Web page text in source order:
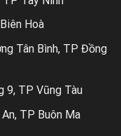
Hoà
Tân Bình, TP Đồng
9, TP Vũng Tàu
TP Buôn Ma